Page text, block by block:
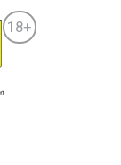
18+